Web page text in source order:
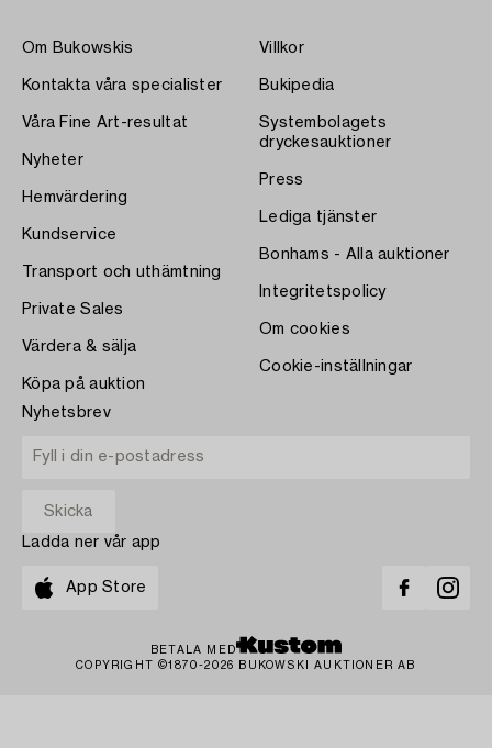
Om Bukowskis
Kontakta våra specialister
Våra Fine Art-resultat
Nyheter
Hemvärdering
Kundservice
Transport och uthämtning
Private Sales
Värdera & sälja
Köpa på auktion
Villkor
Bukipedia
Systembolagets
dryckesauktioner
Press
Lediga tjänster
Bonhams - Alla auktioner
Integritetspolicy
Om cookies
Cookie-inställningar
Nyhetsbrev
Ladda ner vår app
App Store
BETALA MED
COPYRIGHT ©1870-2026 BUKOWSKI AUKTIONER AB